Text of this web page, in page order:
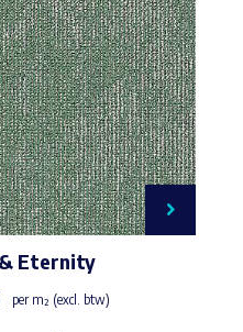
Eternity
per m² (excl. btw)